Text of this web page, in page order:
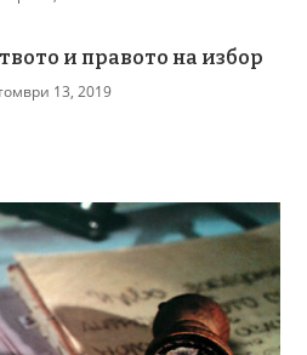
и правото на избор
13, 2019